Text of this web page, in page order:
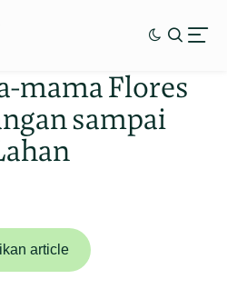
mama Flores
sampai
article